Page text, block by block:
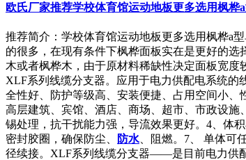
欧氏厂家推荐学校体育馆运动地板更多选用枫桦
推荐简介：学校体育馆运动地板更多选用枫桦a
的很多，在现有条件下枫桦面板实在是更好的
木或者枫桦木，由于原材料稀缺性决定面板宽度
XLF系列线缆分支器。应用于电力供配电系统
全性好、防护等级高、安装便捷、占用空间小
高层建筑、宾馆、酒店、商场、超市、市政设
锡处理，抗干扰能力强，导流效果更好。4、体
密封胶圈，确保防尘、
防水 、阻燃。7、 单体
径续接。XLF系列线缆分支器——是目前电力供